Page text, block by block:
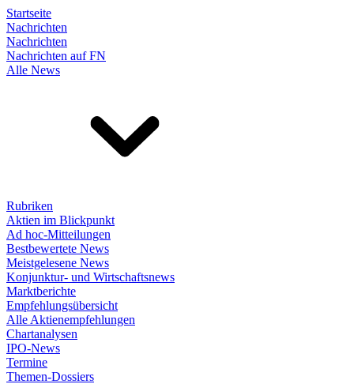
Startseite
Nachrichten
Nachrichten
Nachrichten auf FN
Alle News
Rubriken
Aktien im Blickpunkt
Ad hoc-Mitteilungen
Bestbewertete News
Meistgelesene News
Konjunktur- und Wirtschaftsnews
Marktberichte
Empfehlungsübersicht
Alle Aktienempfehlungen
Chartanalysen
IPO-News
Termine
Themen-Dossiers